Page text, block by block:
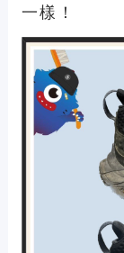
一樣！